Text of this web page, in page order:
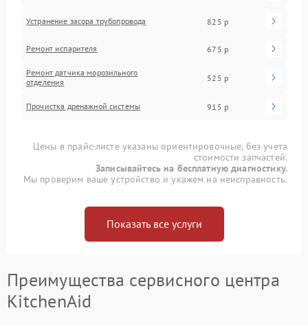
Устранение засора трубопровода 825 р
Ремонт испарителя 675 р
Ремонт датчика морозильного
отделения
525 р
Прочистка дренажной системы 915 р
Цены в прайс-листе указаны ориентировочные, без учета
стоимости запчастей.
Записывайтесь на бесплатную диагностику.
Мы проверим ваше устройство и укажем на неисправность.
Показать все услуги
Преимущества сервисного центра
KitchenAid